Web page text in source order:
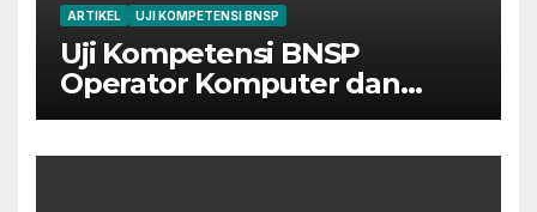
ARTIKEL UJI KOMPETENSI BNSP
Uji Kompetensi BNSP
Operator Komputer dan
Digital Marketing di Bekasi